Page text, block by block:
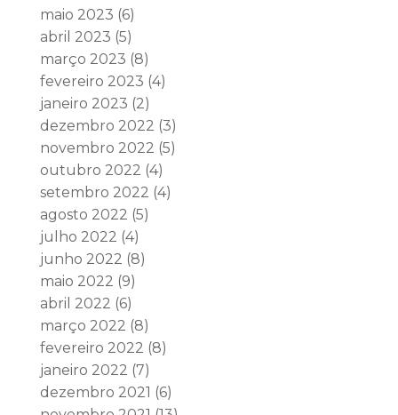
maio 2023 (6)
abril 2023 (5)
março 2023 (8)
fevereiro 2023 (4)
janeiro 2023 (2)
dezembro 2022 (3)
novembro 2022 (5)
outubro 2022 (4)
setembro 2022 (4)
agosto 2022 (5)
julho 2022 (4)
junho 2022 (8)
maio 2022 (9)
abril 2022 (6)
março 2022 (8)
fevereiro 2022 (8)
janeiro 2022 (7)
dezembro 2021 (6)